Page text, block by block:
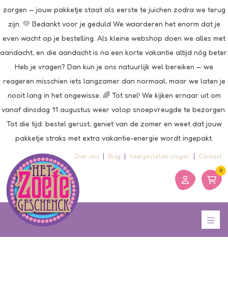
zorgen — jouw pakketje staat als eerste te juichen zodra we terug
zijn. 💛 Bedankt voor je geduld We waarderen het enorm dat je
even wacht op je bestelling. Als kleine webshop doen we alles met
aandacht, en die aandacht is na een korte vakantie altijd nóg beter.
Heb je vragen? Dan kun je ons natuurlijk wel bereiken — we
reageren misschien iets langzamer dan normaal, maar we laten je
nooit lang in het ongewisse. 🌈 Tot snel! We kijken ernaar uit om
vanaf dinsdag 11 augustus weer volop snoepvreugde te bezorgen.
Tot die tijd: bestel gerust, geniet van de zomer en weet dat jouw
pakketje straks met extra vakantie-energie wordt ingepakt.
Over ons Blog Veelgestelde vragen Contact
0